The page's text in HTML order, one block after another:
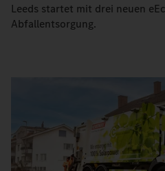
Leeds startet mit drei neuen
Abfallentsorgung.